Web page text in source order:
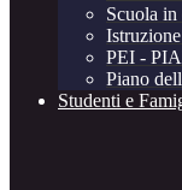
Scuola
PEI -
Piano
Studenti e